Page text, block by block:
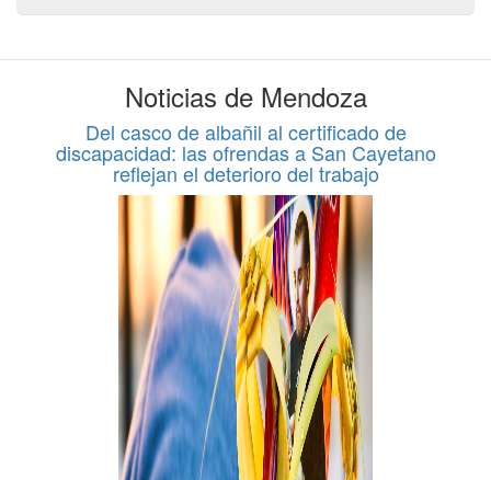
Noticias de Mendoza
Del casco de albañil al certificado de
discapacidad: las ofrendas a San Cayetano
reflejan el deterioro del trabajo